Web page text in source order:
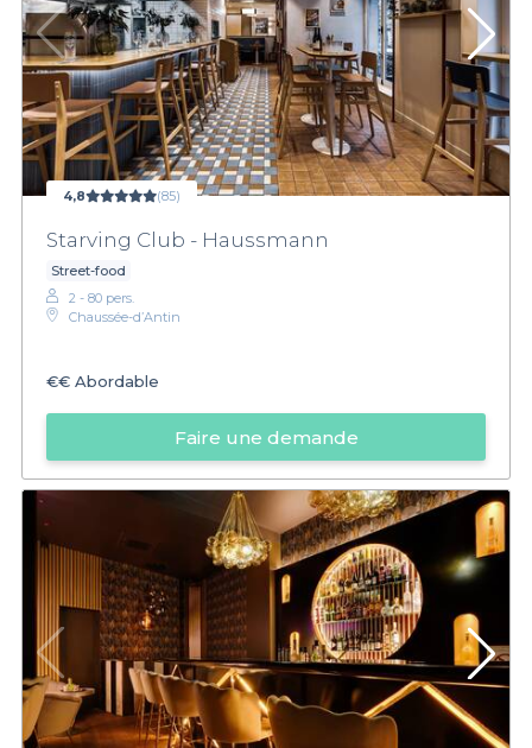
4,8 (85)
Starving Club - Haussmann
Street-food
2 - 80 pers.
Chaussée-d’Antin
€€ Abordable
Faire une demande